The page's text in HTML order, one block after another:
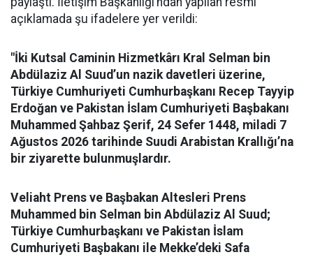
açıklamada şu ifadelere yer verildi:
"İki Kutsal Caminin Hizmetkârı Kral Selman bin
Abdülaziz Al Suud’un nazik davetleri üzerine,
Türkiye Cumhuriyeti Cumhurbaşkanı Recep Tayyip
Erdoğan ve Pakistan İslam Cumhuriyeti Başbakanı
Muhammed Şahbaz Şerif, 24 Sefer 1448, miladi 7
Ağustos 2026 tarihinde Suudi Arabistan Krallığı’na
bir ziyarette bulunmuşlardır.
Veliaht Prens ve Başbakan Altesleri Prens
Muhammed bin Selman bin Abdülaziz Al Suud;
Türkiye Cumhurbaşkanı ve Pakistan İslam
Cumhuriyeti Başbakanı ile Mekke’deki Safa